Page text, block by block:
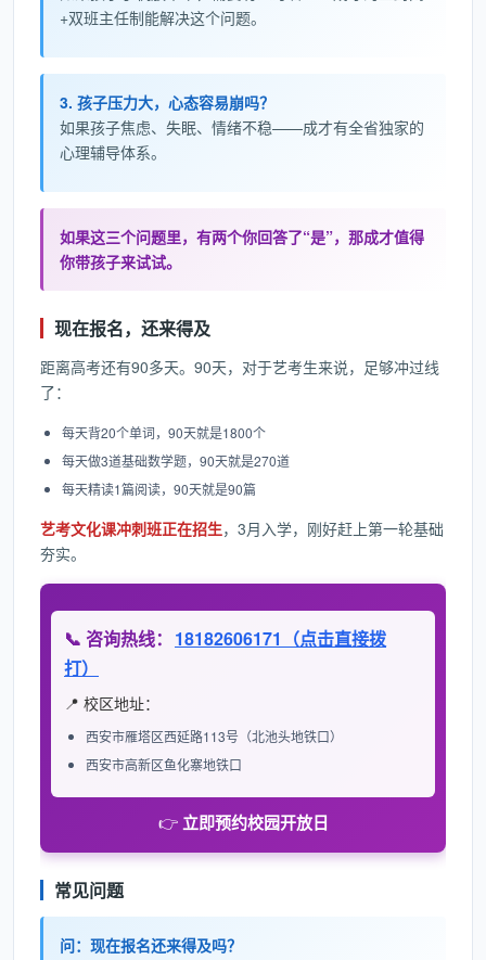
+双班主任制能解决这个问题。
3. 孩子压力大，心态容易崩吗？
如果孩子焦虑、失眠、情绪不稳——成才有全省独家的
心理辅导体系。
如果这三个问题里，有两个你回答了“是”，那成才值得
你带孩子来试试。
现在报名，还来得及
距离高考还有90多天。90天，对于艺考生来说，足够冲过线
了：
每天背20个单词，90天就是1800个
每天做3道基础数学题，90天就是270道
每天精读1篇阅读，90天就是90篇
艺考文化课冲刺班正在招生，3月入学，刚好赶上第一轮基础
夯实。
📞 咨询热线： 18182606171（点击直接拨
打）
📍 校区地址：
西安市雁塔区西延路113号（北池头地铁口）
西安市高新区鱼化寨地铁口
👉立即预约校园开放日
常见问题
问：现在报名还来得及吗？